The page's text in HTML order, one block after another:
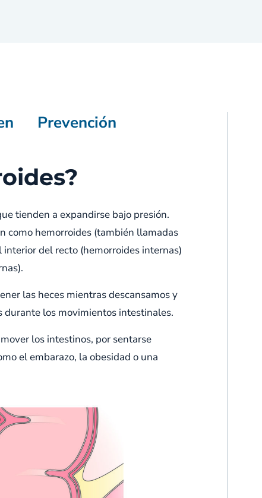
Prevención
tienden a expandirse bajo presión.
como hemorroides (también llamadas
del recto (hemorroides internas)
las heces mientras descansamos y
los movimientos intestinales.
los intestinos, por sentarse
el embarazo, la obesidad o una